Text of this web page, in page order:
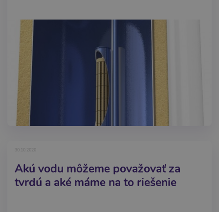
Akú vodu môžeme považovať za
tvrdú a aké máme na to riešenie